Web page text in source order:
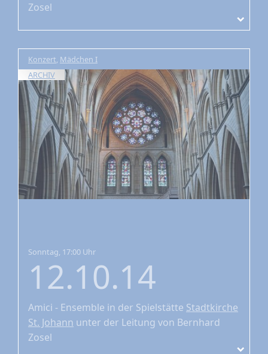
Zosel
Konzert, Mädchen I
ARCHIV
Sonntag, 17:00 Uhr
12.10.14
Amici - Ensemble in der Spielstätte Stadtkirche
St. Johann unter der Leitung von Bernhard
Zosel